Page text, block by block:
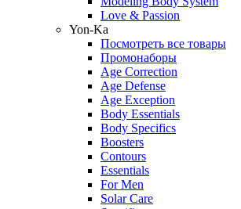
Love & Passion
Yon-Ka
Посмотреть все товары
Промонаборы
Age Correction
Age Defense
Age Exception
Body Essentials
Body Specifics
Boosters
Contours
Essentials
For Men
Solar Care